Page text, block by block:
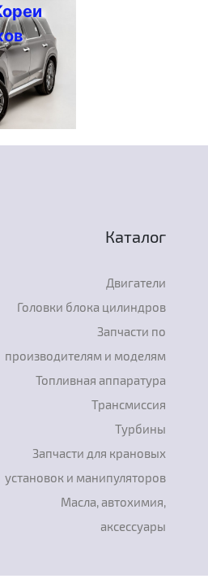
Каталог
Двигатели
Головки блока цилиндров
Запчасти по
производителям и моделям
Топливная аппаратура
Трансмиссия
Турбины
Запчасти для крановых
установок и манипуляторов
Масла, автохимия,
аксессуары